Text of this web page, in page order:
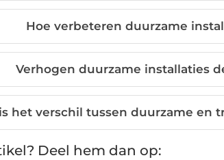
Hoe verbeteren duurzame
Verhogen duurzame installaties
het verschil tussen duurzame en
Deel hem dan op: